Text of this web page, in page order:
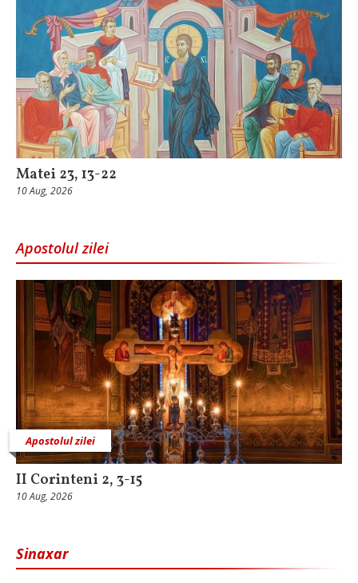
Matei 23, 13-22
10 Aug, 2026
Apostolul zilei
Apostolul zilei
II Corinteni 2, 3-15
10 Aug, 2026
Sinaxar